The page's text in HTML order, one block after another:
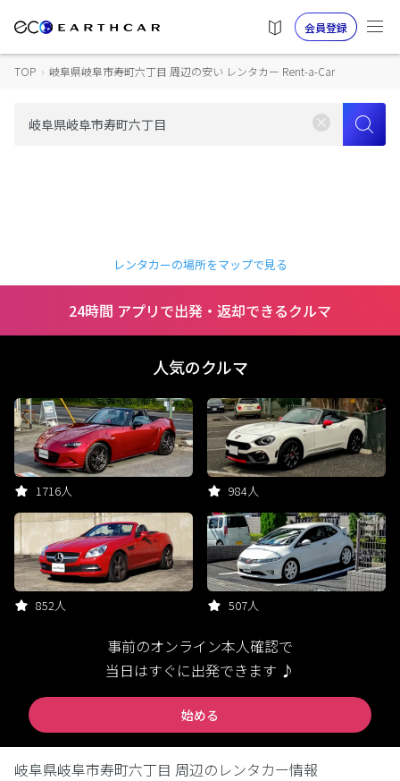
会員登録
TOP › 岐阜県岐阜市寿町六丁目 周辺の安い レンタカー Rent-a-Car
レンタカーの場所をマップで見る
24時間 アプリで出発・返却できるクルマ
人気のクルマ
1716人 984人
852人 507人
事前のオンライン本人確認で
当日はすぐに出発できます ♪
始める
岐阜県岐阜市寿町六丁目 周辺のレンタカー情報